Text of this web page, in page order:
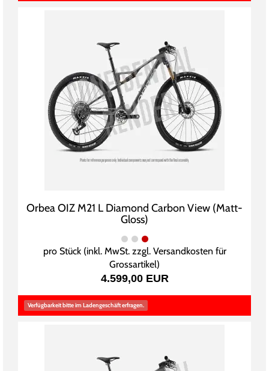
Orbea OIZ M21 L Diamond Carbon View (Matt-
Gloss)
pro Stück (inkl. MwSt. zzgl. Versandkosten für
Grossartikel)
4.599,00 EUR
Verfügbarkeit bitte im Ladengeschäft erfragen.